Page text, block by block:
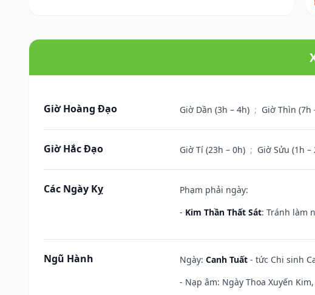
Giờ Hoàng Đạo Giờ Dần (3h – 4h) ; Giờ Thìn (7h
Giờ Hắc Đạo Giờ Tí (23h – 0h) ; Giờ Sửu (1h –
Các Ngày Kỵ
Phạm phải ngày:
- Kim Thần Thất Sát: Tránh làm
Ngũ Hành Ngày: Canh Tuất - tức Chi sinh
- Nạp âm: Ngày Thoa Xuyến